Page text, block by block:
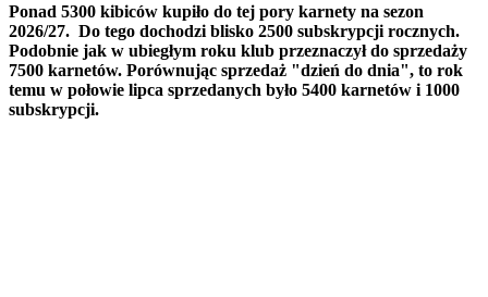
Ponad 5300 kibiców kupiło do tej pory karnety na sezon
2026/27. Do tego dochodzi blisko 2500 subskrypcji rocznych.
Podobnie jak w ubiegłym roku klub przeznaczył do sprzedaży
7500 karnetów. Porównując sprzedaż "dzień do dnia", to rok
temu w połowie lipca sprzedanych było 5400 karnetów i 1000
subskrypcji.